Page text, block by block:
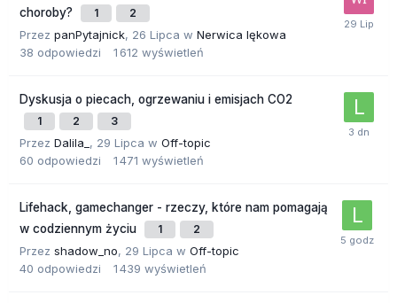
choroby?
1 2
Przez panPytajnick, 26 Lipca w Nerwica lękowa
38 odpowiedzi 1 612 wyświetleń
Dyskusja o piecach, ogrzewaniu i emisjach CO2
1 2 3
Przez Dalila_ , 29 Lipca w Off-topic
60 odpowiedzi 1 471 wyświetleń
Lifehack, gamechanger - rzeczy, które nam pomagają
w codziennym życiu
1 2
Przez shadow_no, 29 Lipca w Off-topic
40 odpowiedzi 1 439 wyświetleń